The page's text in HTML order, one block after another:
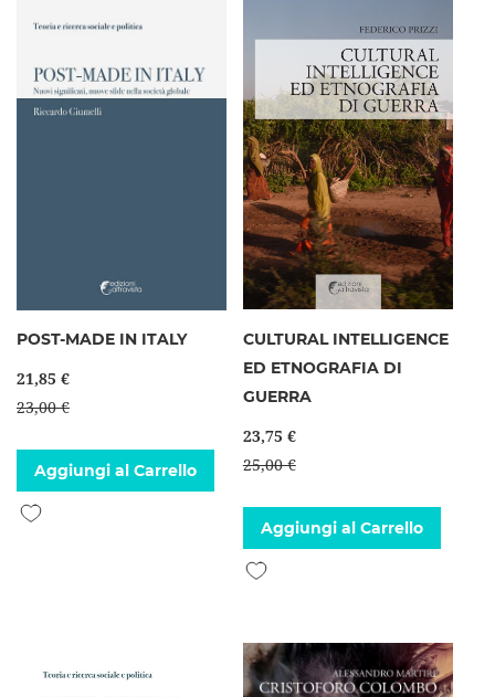
POST-MADE IN ITALY
21,85 €
23,00 €
Aggiungi al Carrello
Aggiungi alla lista desideri
CULTURAL INTELLIGENCE
ED ETNOGRAFIA DI
GUERRA
23,75 €
25,00 €
Aggiungi al Carrello
Aggiungi alla lista desideri